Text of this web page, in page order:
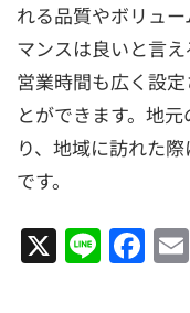
れる品質やボリュ
マンスは良いと言え
営業時間も広く設
とができます。地
り、地域に訪れた
です。
Line